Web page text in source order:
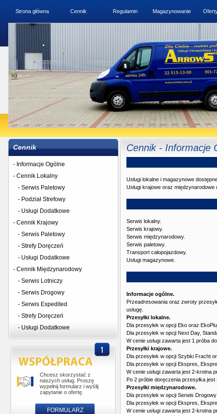
Strona główna Cennik Regulamin Magazynowanie
Cennik
- Informacje Ogólne
- Cennik Lokalny
- Serwis Paletowy
- Podział Strefowy
- Usługi Dodatkowe
- Cennik Krajowy
- Serwis Paletowy
- Strefy Doręczeń
- Usługi Dodatkowe
- Cennik Międzynarodowy
- Serwis Lotniczy
- Serwis Drogowy
- Serwis Expedited
- Strefy Doręczeń
- Usługi Dodatkowe
Chcesz skorzystać z
naszych usług. Proszę
wypełnij formularz i wyślij
zapytanie o ofertę.
FORMULARZ
Cennik - Informacje
Usługi lokalne i magazynowe
Usługi krajowe oraz
Serwis lokalny.
Serwis krajowy.
Serwis międzynarodowy.
Serwis paletowy.
Transport całopojazdowy.
Usługi magazynowe.
Informacje ogólne.
Przeadresowania oraz zwroty
usługę.
Przesyłki lokalne.
Dla przesyłek w opcji Eko oraz
Dla przesyłek w opcji Next Day,
W cenie usługi zawarta jest 1 próba
Przesyłki krajowe.
Dla przesyłek w opcji Szybki Fracht
Dla przesyłek w opcji Ekspres,
W cenie usługi zawarta jest 2-krotna
Po 2 próbie doręczenia przesyłka
Przesyłki międzynarodowe.
Dla przesyłek w opcji Serwis
Dla przesyłek w opcji Ekspres,
W cenie usługi zawarta jest 2-krotna